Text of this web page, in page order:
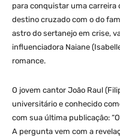
para conquistar uma carreira
destino cruzado com o do
astro do sertanejo em crise,
influenciadora Naiane
romance.
O jovem cantor João Raul
universitário e conhecido
com sua última publicação:
A pergunta vem com a